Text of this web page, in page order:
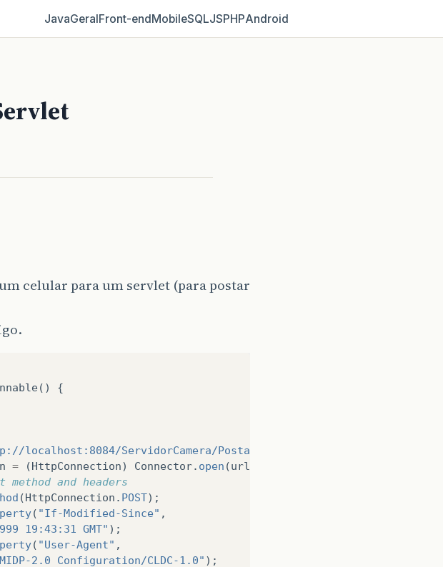
JavaGeralFront‑endMobileSQLJSPHPAndroid
celular para um servlet (para postar
() {
localhost:8084/ServidorCamera/PostarImagem"
= (HttpConnection) Connector. open (url
and headers
(HttpConnection . POST);
( "If-Modified-Since" ,
19:43:31 GMT" );
( "User-Agent" ,
2.0 Configuration/CLDC-1.0" );